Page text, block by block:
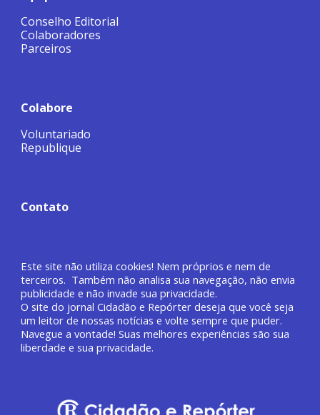
Conselho Editorial
Colaboradores
Parceiros
Colabore
Voluntariado
Republique
Contato
Este site não utiliza cookies! Nem próprios e nem de
terceiros. Também não analisa sua navegação, não envia
publicidade e não invade sua privacidade.
O site do jornalCidadão e Repórter deseja que você seja
um leitor de nossas notícias e volte sempre que puder.
Navegue a vontade! Suas melhores experiências são sua
liberdade e sua privacidade.